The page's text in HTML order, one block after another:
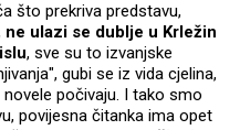
što prekriva predstavu,
ne ulazi se dublje u Krležin
, sve su to izvanjske
gubi se iz vida cjelina,
počivaju. I tako smo
povijesna čitanka ima opet